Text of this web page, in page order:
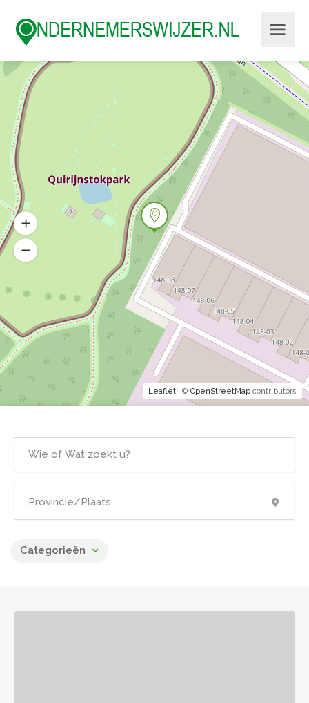
Categorieën
Leaflet | © OpenStreetMap contributors